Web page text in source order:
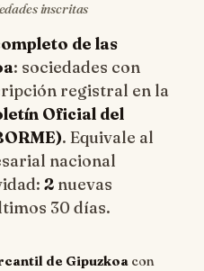
inscritas
de las
: sociedades con
registral en la
Oficial del
. Equivale al
nacional
2 nuevas
30 días.
de Gipuzkoa con